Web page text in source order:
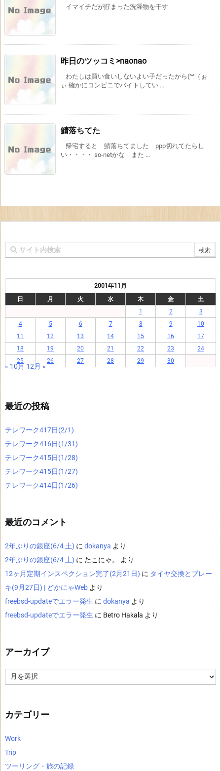
イマイチだが貯まった洗濯物を干す
昨日のツッコミ>naonao
わたしは買い食いしないよい子だったから(^^（ぉ
ぃ 確かにコンビニでバイトしてい ...
鯖落ちてた
帰宅すると 鯖落ちてました ppp切れてたらし
い・・・・ so-netかな また ...
2001年11月
日
月 火 水 木 金
土
1
2
3
4
5 6 7 8 9
10
11
12 13 14 15 16
17
18
19 20 21 22 23
24
25
26 27 28 29 30
« 10月12月 »
最近の投稿
テレワーク417日(2/1)
テレワーク416日(1/31)
テレワーク415日(1/28)
テレワーク415日(1/27)
テレワーク414日(1/26)
最近のコメント
2年ぶりの銀座(6/4 土) に dokanya より
2年ぶりの銀座(6/4 土) に たこにゃ。
より
12ヶ月定期インスペクション完了(2月21日) に タイヤ交換とブレー
キ(9月27日) | どかにゃWeb より
freebsd-updateでエラー発生 に dokanya より
freebsd-updateでエラー発生 に Betro Hakala より
アーカイブ
ー
カテゴリー
Work
Trip
ツーリング・旅の記録